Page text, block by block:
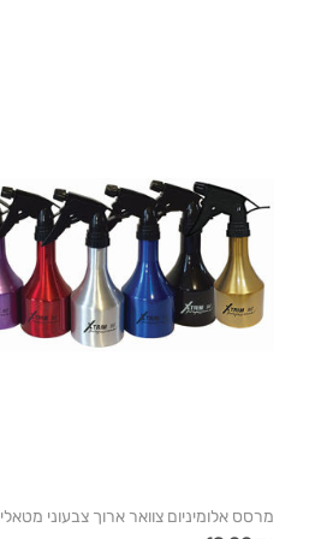
מרסס אלומיניום צוואר ארוך צבעוני מטאלי